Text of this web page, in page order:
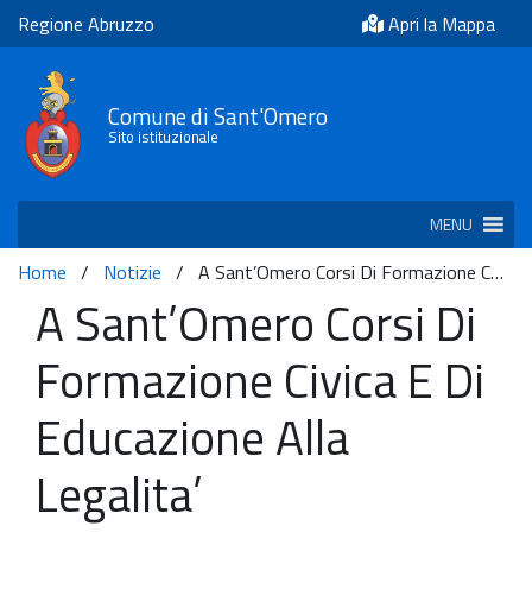
Regione Abruzzo Apri la Mappa
Comune di Sant'Omero
Sito istituzionale
MENU
Home / Notizie / A Sant’Omero Corsi Di Formazione C…
A Sant’Omero Corsi Di
Formazione Civica E Di
Educazione Alla
Legalita’